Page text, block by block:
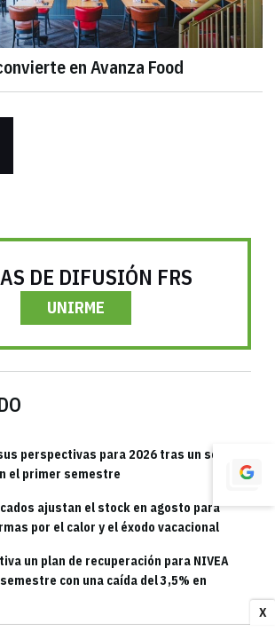
X
en Avanza Food
DE DIFUSIÓN FRS
UNIRME
perspectivas para 2026 tras un sólido
el primer semestre
ajustan el stock en agosto para
por el calor y el éxodo vacacional
un plan de recuperación para NIVEA
con una caída del 3,5% en